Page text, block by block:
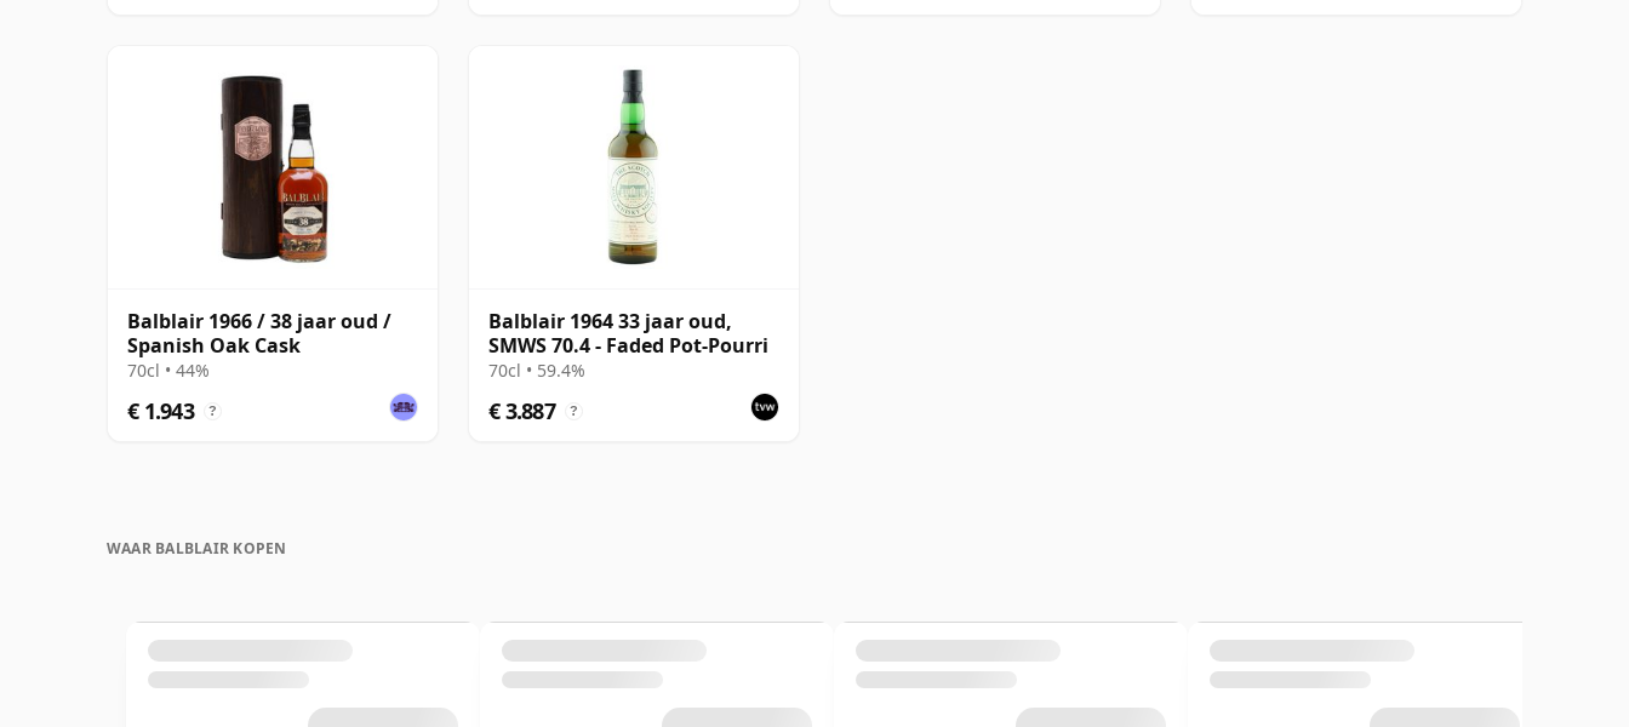
Balblair 1966 / 38 jaar oud /
Spanish Oak Cask
70cl • 44%
€ 1.943 ?
Balblair 1964 33 jaar oud,
SMWS 70.4 - Faded Pot-Pourri
70cl • 59.4%
€ 3.887 ?
WAAR BALBLAIR KOPEN